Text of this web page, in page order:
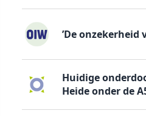
’De onzekerheid
Huidige
Heide onder de